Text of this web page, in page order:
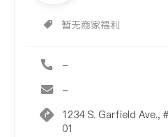
暂无商家福利
-
-
1234 S. Garfield Ave.,
01